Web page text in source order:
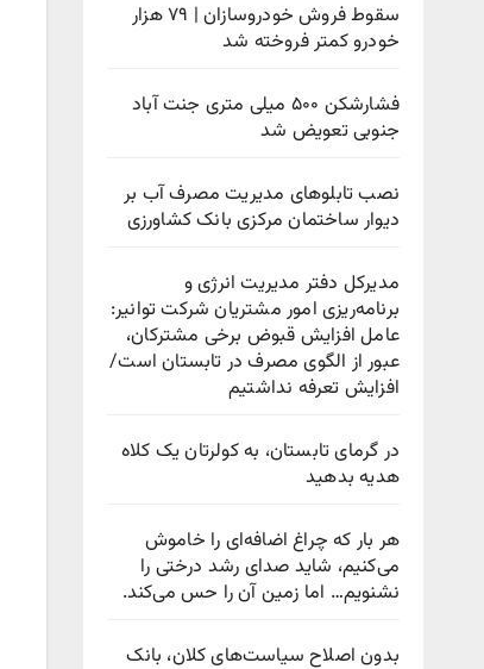
سقوط فروش خودروسازان | ۷۹ هزار
خودرو کمتر فروخته شد
فشارشکن ۵۰۰ میلی متری جنت آباد
جنوبی تعویض شد
نصب تابلوهای مدیریت مصرف آب بر
دیوار ساختمان مرکزی بانک کشاورزی
مدیرکل دفتر مدیریت انرژی و
برنامه‌ریزی امور مشتریان شرکت توانیر:
عامل افزایش قبوض برخی مشترکان،
عبور از الگوی مصرف در تابستان است/
افزایش تعرفه نداشتیم
در گرمای تابستان، به کولرتان یک کلاه
هدیه بدهید
هر بار که چراغ اضافه‌ای را خاموش
می‌کنیم، شاید صدای رشد درختی را
نشنویم… اما زمین آن را حس می‌کند.
بدون اصلاح سیاست‌های کلان، بانک